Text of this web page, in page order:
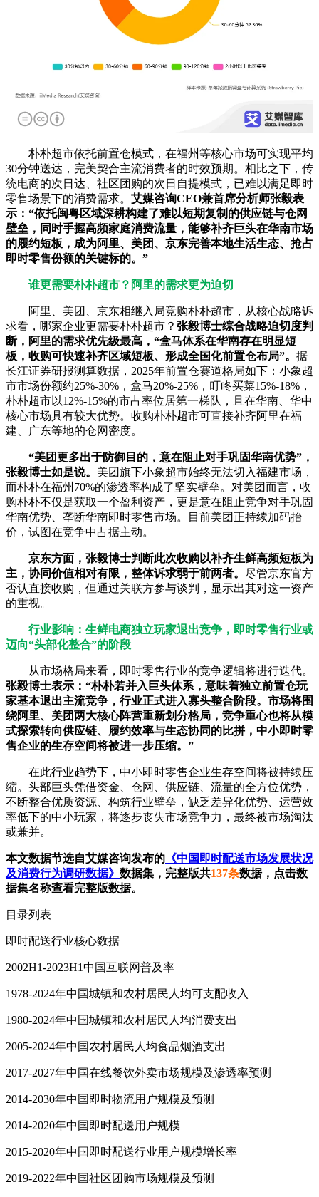
朴朴超市依托前置仓模式，在福州等核心市场可实现平均
30分钟送达，完美契合主流消费者的时效预期。相比之下，传
统电商的次日达、社区团购的次日自提模式，已难以满足即时
零售场景下的消费需求。 艾媒咨询CEO兼首席分析师张毅表
示：“依托闽粤区域深耕构建了难以短期复制的供应链与仓网
壁垒，同时手握高频家庭消费流量，能够补齐巨头在华南市场
的履约短板，成为阿里、美团、京东完善本地生活生态、抢占
即时零售份额的关键标的。”
谁更需要朴朴超市？阿里的需求更为迫切
阿里、美团、京东相继入局竞购朴朴超市，从核心战略诉
求看，哪家企业更需要朴朴超市？ 张毅博士综合战略迫切度判
断，阿里的需求优先级最高，“盒马体系在华南存在明显短
板，收购可快速补齐区域短板、形成全国化前置仓布局”。 据
长江证券研报测算数据，2025年前置仓赛道格局如下：小象超
市市场份额约25%-30%，盒马20%-25%，叮咚买菜15%-18%，
朴朴超市以12%-15%的市占率位居第一梯队，且在华南、华中
核心市场具有较大优势。收购朴朴超市可直接补齐阿里在福
建、广东等地的仓网密度。
“美团更多出于防御目的，意在阻止对手巩固华南优势”，
张毅博士如是说。 美团旗下小象超市始终无法切入福建市场，
而朴朴在福州70%的渗透率构成了坚实壁垒。对美团而言，收
购朴朴不仅是获取一个盈利资产，更是意在阻止竞争对手巩固
华南优势、垄断华南即时零售市场。目前美团正持续加码抬
价，试图在竞争中占据主动。
京东方面，张毅博士判断此次收购以补齐生鲜高频短板为
主，协同价值相对有限，整体诉求弱于前两者。 尽管京东官方
否认直接收购，但通过关联方参与谈判，显示出其对这一资产
的重视。
行业影响：生鲜电商独立玩家退出竞争，即时零售行业或
迈向“头部化整合”的阶段
从市场格局来看，即时零售行业的竞争逻辑将进行迭代。
张毅博士表示：“朴朴若并入巨头体系，意味着独立前置仓玩
家基本退出主流竞争，行业正式进入寡头整合阶段。市场将围
绕阿里、美团两大核心阵营重新划分格局，竞争重心也将从模
式探索转向供应链、履约效率与生态协同的比拼，中小即时零
售企业的生存空间将被进一步压缩。”
在此行业趋势下，中小即时零售企业生存空间将被持续压
缩。头部巨头凭借资金、仓网、供应链、流量的全方位优势，
不断整合优质资源、构筑行业壁垒，缺乏差异化优势、运营效
率低下的中小玩家，将逐步丧失市场竞争力，最终被市场淘汰
或兼并。
本文数据节选自艾媒咨询发布的 《中国即时配送市场发展状况
及消费行为调研数据》 数据集，完整版共137条数据，点击数
据集名称查看完整版数据。
目录列表
即时配送行业核心数据
2002H1-2023H1中国互联网普及率
1978-2024年中国城镇和农村居民人均可支配收入
1980-2024年中国城镇和农村居民人均消费支出
2005-2024年中国农村居民人均食品烟酒支出
2017-2027年中国在线餐饮外卖市场规模及渗透率预测
2014-2030年中国即时物流用户规模及预测
2014-2020年中国即时配送用户规模
2015-2020年中国即时配送行业用户规模增长率
2019-2022年中国社区团购市场规模及预测